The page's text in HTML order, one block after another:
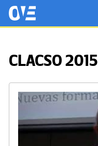
Saltar al contenido principal
OtrasVocesenEducacion.org
CLACSO 2015